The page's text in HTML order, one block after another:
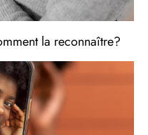
la reconnaître?